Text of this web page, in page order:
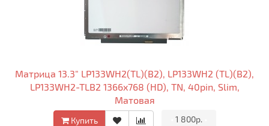
Матрица 13.3" LP133WH2(TL)(B2), LP133WH2 (TL)(B2),
LP133WH2-TLB2 1366x768 (HD), TN, 40pin, Slim,
Матовая
Купить 1 800р.